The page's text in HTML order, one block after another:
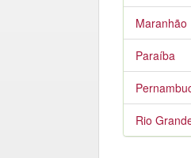
Maranhão
Paraíba
Rio